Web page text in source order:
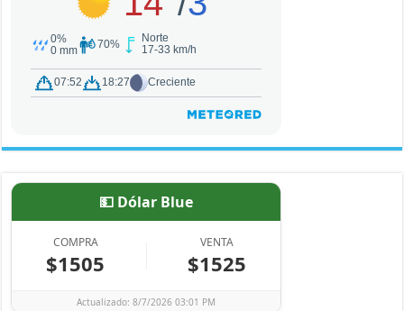
💵 Dólar Blue
COMPRA
$1505
VENTA
$1525
Actualizado: 8/7/2026 03:01 PM